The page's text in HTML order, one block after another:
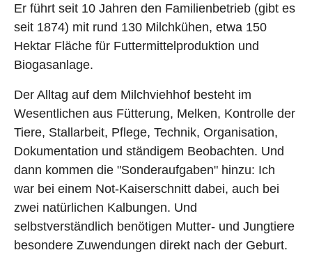
Er führt seit 10 Jahren den Familienbetrieb (gibt es
seit 1874) mit rund 130 Milchkühen, etwa 150
Hektar Fläche für Futtermittelproduktion und
Biogasanlage.
Der Alltag auf dem Milchviehhof besteht im
Wesentlichen aus Fütterung, Melken, Kontrolle der
Tiere, Stallarbeit, Pflege, Technik, Organisation,
Dokumentation und ständigem Beobachten. Und
dann kommen die "Sonderaufgaben" hinzu: Ich
war bei einem Not-Kaiserschnitt dabei, auch bei
zwei natürlichen Kalbungen. Und
selbstverständlich benötigen Mutter- und Jungtiere
besondere Zuwendungen direkt nach der Geburt.